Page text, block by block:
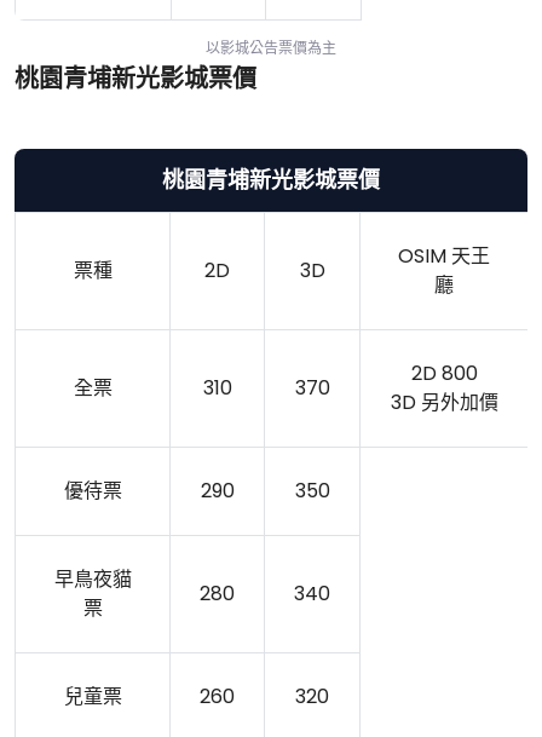
以影城公告票價為主
桃園青埔新光影城票價
桃園青埔新光影城票價
票種 2D 3D
OSIM 天王
廳
全票 310 370
2D 800
3D 另外加價
優待票 290 350
早鳥夜貓
票
280 340
兒童票 260 320